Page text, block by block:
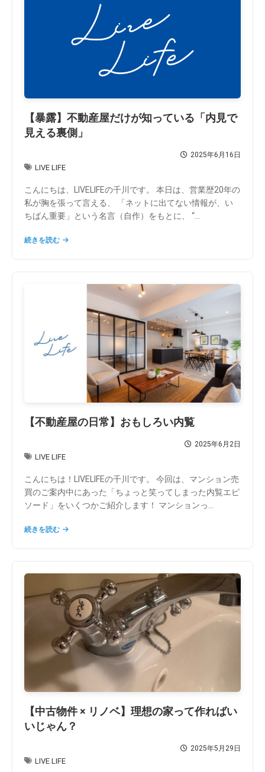
【暴露】不動産屋だけが知っている「内見で
見える裏側」
2025年6月16日
LIVE LIFE
こんにちは、LIVELIFEの千川です。 本日は、営業歴20年の
私が胸を張って言える、 「ネットに出てない情報が、い
ちばん重要」という名言（自作）をもとに、 “...
続きを読む
【不動産屋の日常】おもしろい内覧
2025年6月2日
LIVE LIFE
こんにちは！LIVELIFEの千川です。 今回は、マンション売
買のご案内中にあった「ちょっと笑ってしまった内覧エピ
ソード」をいくつかご紹介します！ マンションっ...
続きを読む
【中古物件 × リノベ】理想の家って作ればい
いじゃん？
2025年5月29日
LIVE LIFE